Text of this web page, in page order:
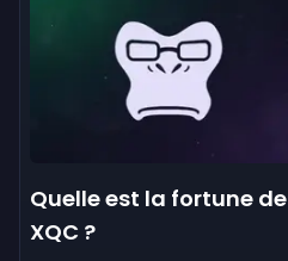
Quelle est la fortune de
XQC ?